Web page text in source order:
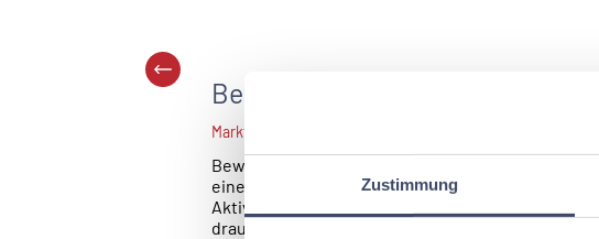
Zustimmung
Bewegungskindergarten
Marktgemeinde Götzis
Bewegungskindergarten im „Spielschlössle“. Hier
einem erfolgreich absolvierten Zusatzkurs eine
Aktivitäten unternimmt. Durch Bewegungsspiele
draußen in das pädagogische Konzept